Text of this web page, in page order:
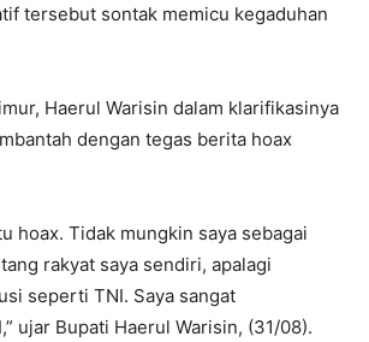
tersebut sontak memicu kegaduhan
Haerul Warisin dalam klarifikasinya
dengan tegas berita hoax
hoax. Tidak mungkin saya sebagai
rakyat saya sendiri, apalagi
seperti TNI. Saya sangat
ujar Bupati Haerul Warisin, (31/08).